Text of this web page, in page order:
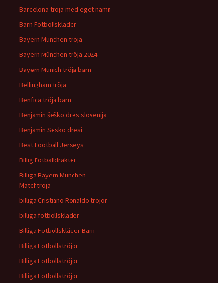
Barcelona tröja med eget namn
Barn Fotbollskläder
Bayern München tröja
Bayern München tröja 2024
Bayern Munich tröja barn
Bellingham tröja
Benfica tröja barn
Benjamin šeško dres slovenija
Benjamin Sesko dresi
Best Football Jerseys
Billig Fotballdrakter
Billiga Bayern München
Matchtröja
billiga Cristiano Ronaldo tröjor
billiga fotbollskläder
Billiga Fotbollskläder Barn
Billiga Fotbollströjor
Billiga Fotbollströjor
Billiga Fotbollströjor